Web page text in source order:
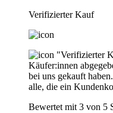
Verifizierter Kauf
"Verifizierter
Käufer:innen
bei uns gekauft
alle, die ein
Bewertet mit 3 von 5